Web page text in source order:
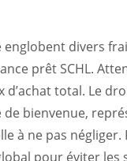
divers
prêt SCHL.
d’achat total. Le
de bienvenue,
à ne pas négliger.
pour éviter les